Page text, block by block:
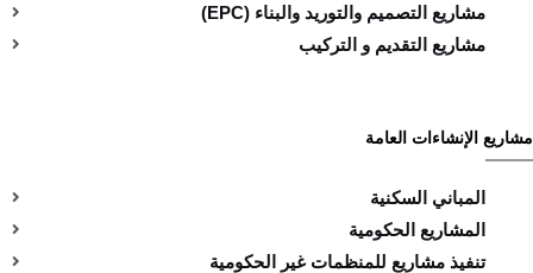
مشاريع التصميم والتوريد والبناء (EPC)
مشاريع التقديم و التركيب
مشاريع الإنشاءات العامة
المباني السكنية
المشاريع الحكومية
تنفيذ مشاريع للمنظمات غير الحكومية